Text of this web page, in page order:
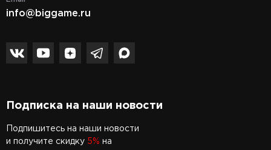
info@biggame.ru
Подписка на наши новости
Подпишитесь на наши новости
и получите скидку 5% на